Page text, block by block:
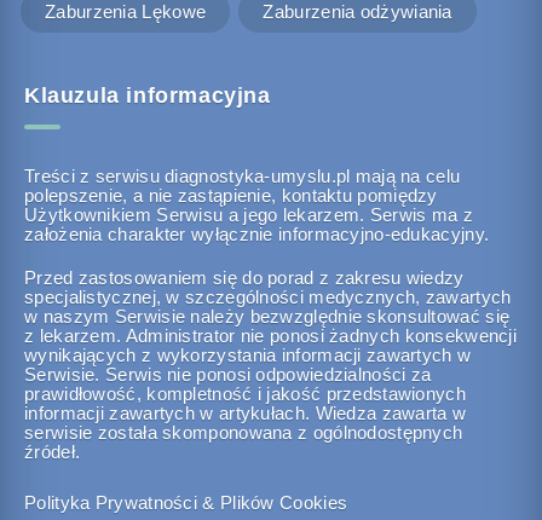
Zaburzenia Lękowe Zaburzenia odżywiania
Klauzula informacyjna
Treści z serwisu diagnostyka-umyslu.pl mają na celu
polepszenie, a nie zastąpienie, kontaktu pomiędzy
Użytkownikiem Serwisu a jego lekarzem. Serwis ma z
założenia charakter wyłącznie informacyjno-edukacyjny.
Przed zastosowaniem się do porad z zakresu wiedzy
specjalistycznej, w szczególności medycznych, zawartych
w naszym Serwisie należy bezwzględnie skonsultować się
z lekarzem. Administrator nie ponosi żadnych konsekwencji
wynikających z wykorzystania informacji zawartych w
Serwisie. Serwis nie ponosi odpowiedzialności za
prawidłowość, kompletność i jakość przedstawionych
informacji zawartych w artykułach. Wiedza zawarta w
serwisie została skomponowana z ogólnodostępnych
źródeł.
Polityka Prywatności & Plików Cookies